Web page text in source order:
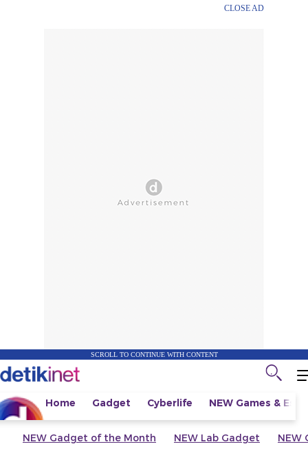
CLOSE AD
SCROLL TO CONTINUE WITH CONTENT
Home Gadget Cyberlife NEW Games &
NEW Gadget of the Month NEW Lab Gadget NEW